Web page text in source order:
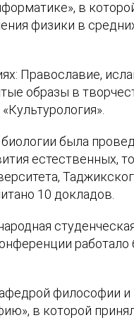
в
физики в
Православие,
образы в
была
естественных,
10 докладов.
философии и
в которой